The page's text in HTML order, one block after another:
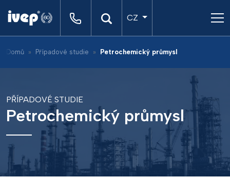
CZ
Domů Případové studie Petrochemický průmysl
PŘÍPADOVÉ STUDIE
Petrochemický průmysl